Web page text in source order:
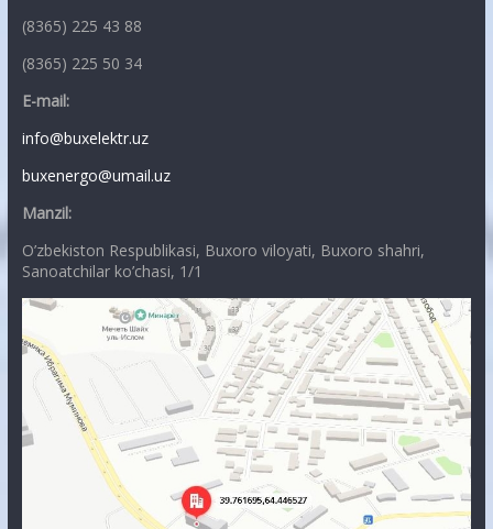
(8365) 225 43 88
(8365) 225 50 34
E-mail:
info@buxelektr.uz
buxenergo@umail.uz
Manzil:
O’zbekiston Respublikasi, Buxoro viloyati, Buxoro shahri,
Sanoatchilar ko’chasi, 1/1